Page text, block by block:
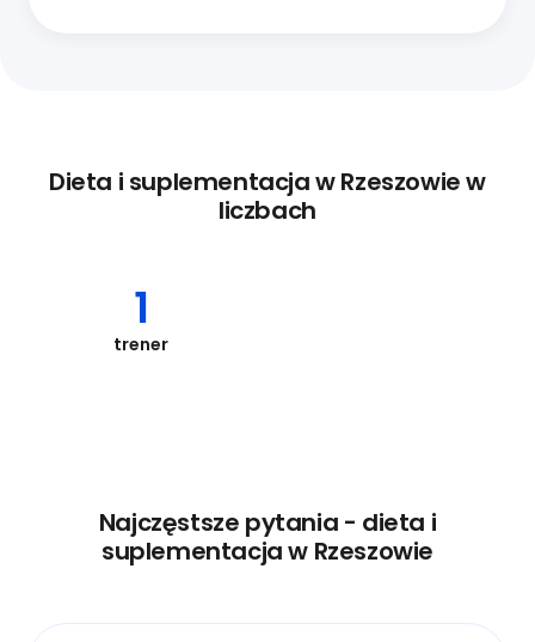
Dieta i suplementacja w Rzeszowie w
liczbach
1
trener
Najczęstsze pytania - dieta i
suplementacja w Rzeszowie